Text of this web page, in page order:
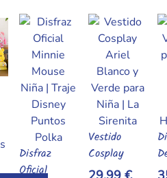
Carrito
Añadir Al Carrito
Vestido
Cosplay
Princesa
Añadir Al Carrito
Disfraz
Deluxe
Vampirina